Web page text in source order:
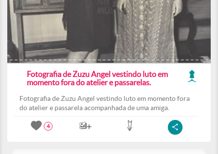
Fotografia de Zuzu Angel vestindo luto em
momento fora do atelier e passarelas.
Fotografia de Zuzu Angel vestindo luto em momento fora
do atelier e passarela acompanhada de uma amiga.
4